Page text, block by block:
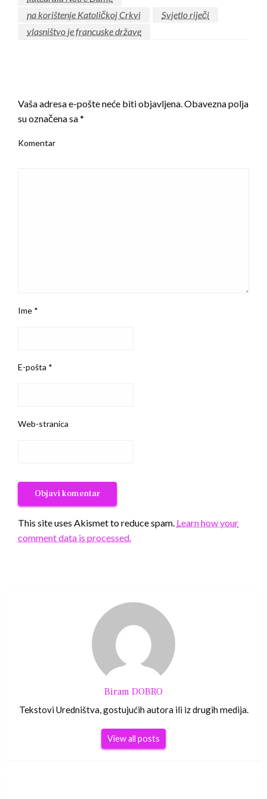
na korištenje Katoličkoj Crkvi
Svjetlo riječi
vlasništvo je francuske države
Vaša adresa e-pošte neće biti objavljena. Obavezna polja
su označena sa*
Komentar
Ime *
E-pošta *
Web-stranica
This site uses Akismet to reduce spam. Learn how your
comment data is processed.
Biram DOBRO
Tekstovi Uredništva, gostujućih autora ili iz drugih medija.
View all posts